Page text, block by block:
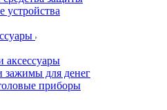
устройства
аксессуары
зажимы для денег
приборы